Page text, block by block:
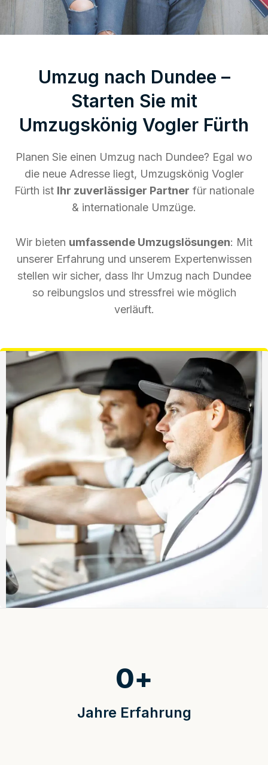
Umzug nach Dundee –
Starten Sie mit
Umzugskönig Vogler Fürth
Planen Sie einen Umzug nach Dundee? Egal wo
die neue Adresse liegt, Umzugskönig Vogler
Fürth ist Ihr zuverlässiger Partner für nationale
& internationale Umzüge.
Wir bieten umfassende Umzugslösungen: Mit
unserer Erfahrung und unserem Expertenwissen
stellen wir sicher, dass Ihr Umzug nach Dundee
so reibungslos und stressfrei wie möglich
verläuft.
Jahre Erfahrung
0+